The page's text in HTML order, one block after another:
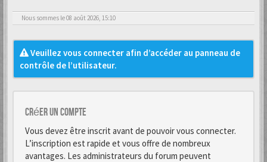
Nous sommes le 08 août 2026, 15:10
Veuillez vous connecter afin d’accéder au panneau de
contrôle de l’utilisateur.
Créer un Compte
Vous devez être inscrit avant de pouvoir vous connecter.
L’inscription est rapide et vous offre de nombreux
avantages. Les administrateurs du forum peuvent